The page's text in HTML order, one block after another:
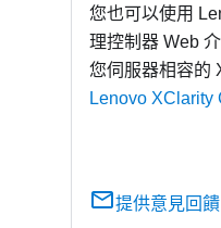
您也可以使用
理控制器 Web
您伺服器相容的
Lenovo XClarity
提供意見回饋